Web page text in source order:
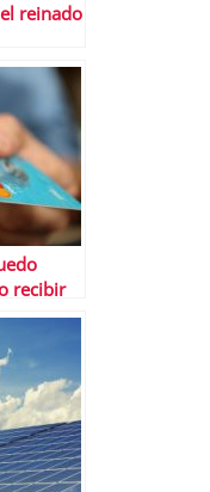
reinado
recibir
de